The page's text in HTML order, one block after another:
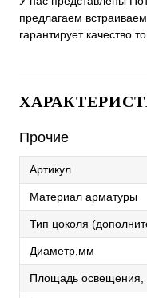
предлагаем
гарантирует качество
Прочие
Артикул
Материал арматуры
Тип цоколя
Диаметр,мм
Площадь освещения,